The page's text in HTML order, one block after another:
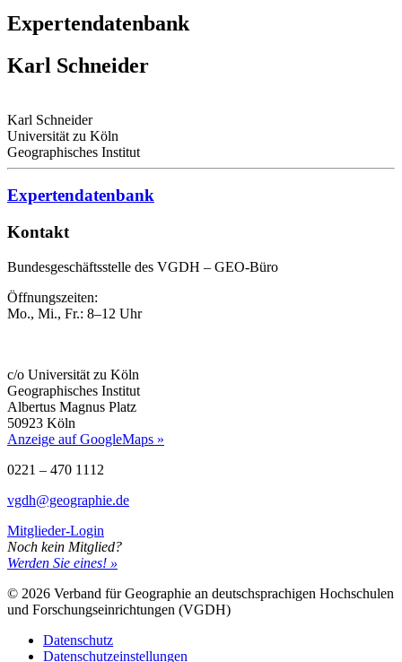
Expertendatenbank
Karl Schneider
Karl Schneider
Universität zu Köln
Geographisches Institut
Expertendatenbank
Kontakt
Bundesgeschäftsstelle des VGDH – GEO-Büro
Öffnungszeiten:
Mo., Mi., Fr.: 8–12 Uhr
c/o Universität zu Köln
Geographisches Institut
Albertus Magnus Platz
50923 Köln
Anzeige auf GoogleMaps »
0221 – 470 1112
vgdh@geographie.de
Mitglieder-Login
Noch kein Mitglied?
Werden Sie eines! »
© 2026 Verband für Geographie an deutschsprachigen Hochschulen
und Forschungseinrichtungen (VGDH)
Datenschutz
Datenschutzeinstellungen